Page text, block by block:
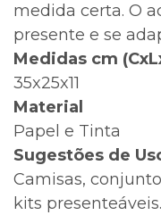
medida certa. O
presente e se
Medidas cm
35x25x11
Material
Papel e Tinta
Sugestões de
Camisas,
kits presenteáveis.